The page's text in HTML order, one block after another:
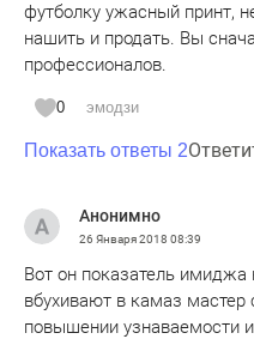
футболку ужасный принт,
нашить и продать. Вы
профессионалов.
0 эмодзи
Показать ответы 2
Анонимно
26 Января 2018 08:39
Вот он показатель имиджа
вбухивают в камаз
повышении узнаваемости